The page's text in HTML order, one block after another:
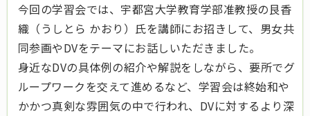
今回の学習会では、宇都宮大学教育学部准教授の艮香
織（うしとら かおり）氏を講師にお招きして、男女共
同参画やDVをテーマにお話しいただきました。
身近なDVの具体例の紹介や解説をしながら、要所でグ
ループワークを交えて進めるなど、学習会は終始和や
かかつ真剣な雰囲気の中で行われ、DVに対するより深